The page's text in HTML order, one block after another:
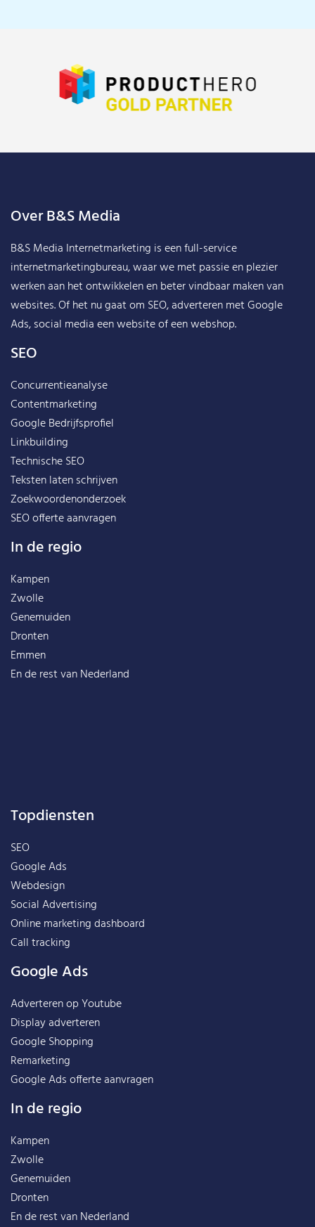
Over B&S Media
B&S Media Internetmarketing is een full-service
internetmarketingbureau, waar we met passie en plezier
werken aan het ontwikkelen en beter vindbaar maken van
websites. Of het nu gaat om SEO, adverteren met Google
Ads, social media een website of een webshop.
SEO
Concurrentieanalyse
Contentmarketing
Google Bedrijfsprofiel
Linkbuilding
Technische SEO
Teksten laten schrijven
Zoekwoordenonderzoek
SEO offerte aanvragen
In de regio
Kampen
Zwolle
Genemuiden
Dronten
Emmen
En de rest vanNederland
Topdiensten
SEO
Google Ads
Webdesign
Social Advertising
Online marketing dashboard
Call tracking
Google Ads
Adverteren op Youtube
Display adverteren
Google Shopping
Remarketing
Google Ads offerte aanvragen
In de regio
Kampen
Zwolle
Genemuiden
Dronten
En de rest vanNederland